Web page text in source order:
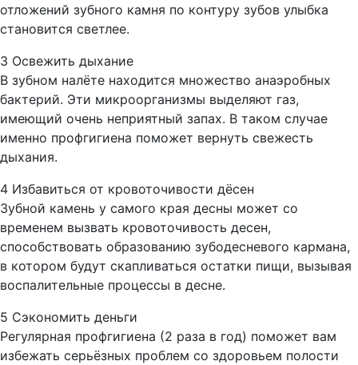
отложений зубного камня по контуру зубов улыбка
становится светлее.
3 Освежить дыхание
В зубном налёте находится множество анаэробных
бактерий. Эти микроорганизмы выделяют газ,
имеющий очень неприятный запах. В таком случае
именно профгигиена поможет вернуть свежесть
дыхания.
4 Избавиться от кровоточивости дёсен
Зубной камень у самого края десны может со
временем вызвать кровоточивость десен,
способствовать образованию зубодесневого кармана,
в котором будут скапливаться остатки пищи, вызывая
воспалительные процессы в десне.
5 Сэкономить деньги
Регулярная профгигиена (2 раза в год) поможет вам
избежать серьёзных проблем со здоровьем полости